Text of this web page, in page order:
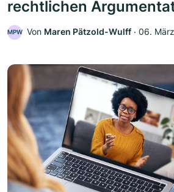
rechtlichen
MPW Von Maren Pätzold-Wulff ‧ 06.